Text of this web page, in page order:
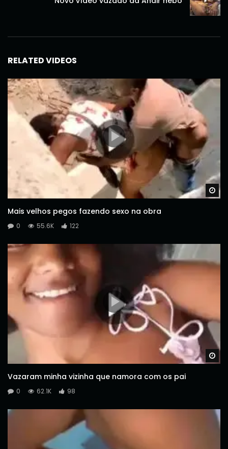
RELATED VIDEOS
Mais velhos pegos fazendo sexo na obra
0 55.6K 122
Vazaram minha vizinha que namora com os pai
0 62.1K 98